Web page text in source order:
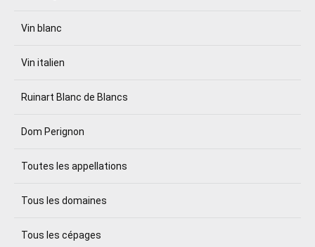
Vin blanc
Vin italien
Ruinart Blanc de Blancs
Dom Perignon
Toutes les appellations
Tous les domaines
Tous les cépages